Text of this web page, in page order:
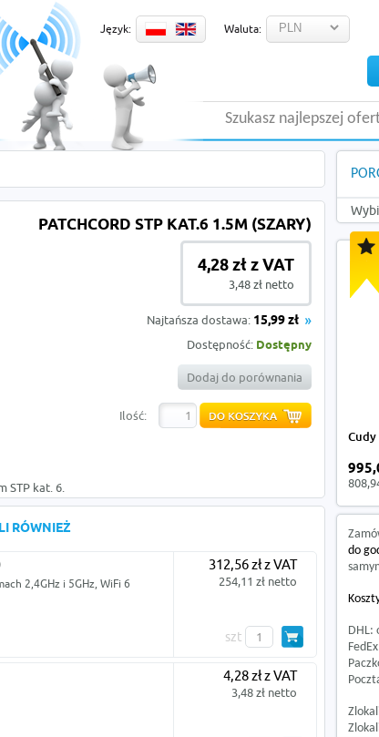
Język: Waluta:
Szukasz najlepszej
PATCHCORD STP KAT.6 1.5M (SZARY)
4,28 zł z VAT
3,48 zł netto
Najtańsza dostawa: 15,99 zł
Dostępność: Dostępny
Dodaj do porównania
Ilość:
STP kat. 6.
RÓWNIEŻ
2,4GHz i 5GHz, WiFi 6
312,56 zł z VAT
254,11 zł netto
szt
4,28 zł z VAT
3,48 zł netto
Cudy
do
DHL: